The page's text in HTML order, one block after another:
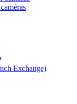
Exchange)